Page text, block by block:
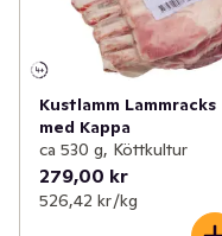
Kustlamm Lammracks
med Kappa
ca 530 g, Köttkultur
279,00 kr
526,42 kr /kg